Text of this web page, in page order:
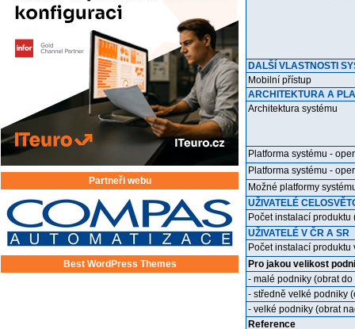
Partneři webu
Best WordPress Themes
DALŠÍ VLASTNOSTI
Mobilní přístup
ARCHITEKTURA A
Architektura systému
Platforma systému -
Platforma systému -
Možné platformy
UŽIVATELÉ
Počet instalací
UŽIVATELÉ V ČR A SR
Počet instalací produktu
Pro jakou velikost
- malé podniky (obrat
- středně velké podniky
- velké podniky (obrat
Reference